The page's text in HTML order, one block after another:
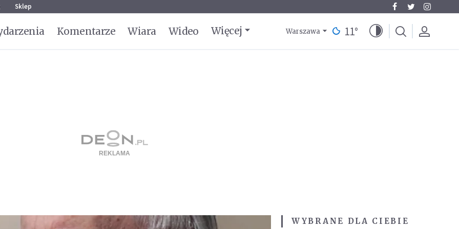
Sklep
Komentarze Wiara Wideo Więcej Warszawa 11°
WYBRANE DLA CIEBIE